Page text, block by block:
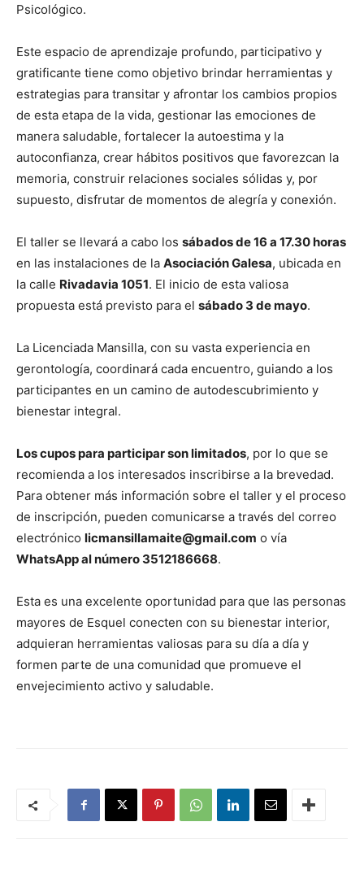
Psicológico.
Este espacio de aprendizaje profundo, participativo y
gratificante tiene como objetivo brindar herramientas y
estrategias para transitar y afrontar los cambios propios
de esta etapa de la vida, gestionar las emociones de
manera saludable, fortalecer la autoestima y la
autoconfianza, crear hábitos positivos que favorezcan la
memoria, construir relaciones sociales sólidas y, por
supuesto, disfrutar de momentos de alegría y conexión.
El taller se llevará a cabo los sábados de 16 a 17.30 horas
en las instalaciones de la Asociación Galesa, ubicada en
la calle Rivadavia 1051. El inicio de esta valiosa
propuesta está previsto para el sábado 3 de mayo.
La Licenciada Mansilla, con su vasta experiencia en
gerontología, coordinará cada encuentro, guiando a los
participantes en un camino de autodescubrimiento y
bienestar integral.
Los cupos para participar son limitados, por lo que se
recomienda a los interesados inscribirse a la brevedad.
Para obtener más información sobre el taller y el proceso
de inscripción, pueden comunicarse a través del correo
electrónico licmansillamaite@gmail.com o vía
WhatsApp al número 3512186668.
Esta es una excelente oportunidad para que las personas
mayores de Esquel conecten con su bienestar interior,
adquieran herramientas valiosas para su día a día y
formen parte de una comunidad que promueve el
envejecimiento activo y saludable.